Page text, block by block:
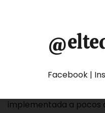
El reciente aumento
Los Teques ha
que a diario se
implementada a pocos
Facebook |